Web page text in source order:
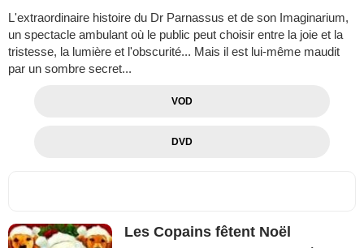
L'extraordinaire histoire du Dr Parnassus et de son Imaginarium,
un spectacle ambulant où le public peut choisir entre la joie et la
tristesse, la lumière et l'obscurité... Mais il est lui-même maudit
par un sombre secret...
VOD
DVD
Les Copains fêtent Noël